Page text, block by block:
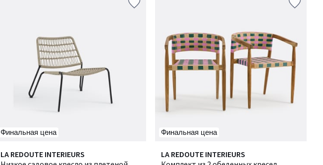
Финальная цена
LA REDOUTE INTERIEURS
Финальная цена
LA REDOUTE INTERIEURS